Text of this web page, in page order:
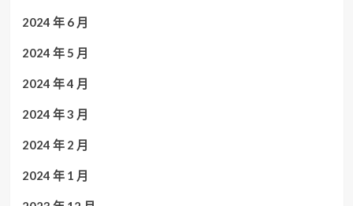
2024 年 6 月
2024 年 5 月
2024 年 4 月
2024 年 3 月
2024 年 2 月
2024 年 1 月